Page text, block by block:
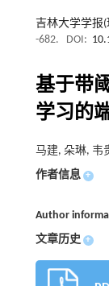
吉林大学学报(
-682.
DOI:
基于带
学习的
马建, 朵琳, 韦
作者信息 +
Author
文章历史 +